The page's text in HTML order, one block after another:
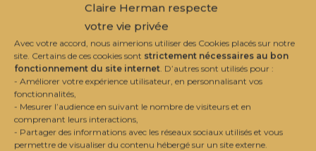
Claire Herman respecte
votre vie privée
Avec votre accord, nous aimerions utiliser des Cookies placés sur notre
site. Certains de ces cookies sont strictement nécessaires au bon
fonctionnement du site internet. D’autres sont utilisés pour :
- Améliorer votre expérience utilisateur, en personnalisant vos
fonctionnalités,
- Mesurer l’audience en suivant le nombre de visiteurs et en
comprenant leurs interactions,
- Partager des informations avec les réseaux sociaux utilisés et vous
permettre de visualiser du contenu hébergé sur un site externe.
Assurée par Claire Herman : Formatrice,
Sophrologue, Hypnothérapeute
✅Aucun pré-requis, Recommandé
Thérapeute, Forces de l’ordre, Pompiers et
Professions de santé
✅Paiement Paypal (CB)